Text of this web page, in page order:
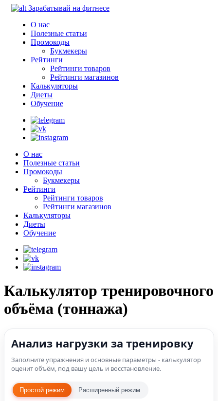
Зарабатывай на фитнесе
О нас
Полезные статьи
Промокоды
Букмекеры
Рейтинги
Рейтинги товаров
Рейтинги магазинов
Калькуляторы
Диеты
Обучение
О нас
Полезные статьи
Промокоды
Букмекеры
Рейтинги
Рейтинги товаров
Рейтинги магазинов
Калькуляторы
Диеты
Обучение
Калькулятор тренировочного
объёма (тоннажа)
Анализ нагрузки за тренировку
Заполните упражнения и основные параметры - калькулятор
оценит объём, под вашу цель и восстановление.
Простой режим Расширенный режим